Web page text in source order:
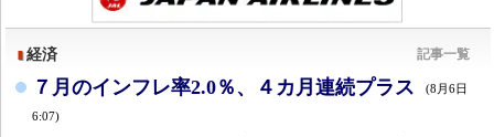
経済 記事一覧
７月のインフレ率2.0％、４カ月連続プラス (8月6日
6:07)